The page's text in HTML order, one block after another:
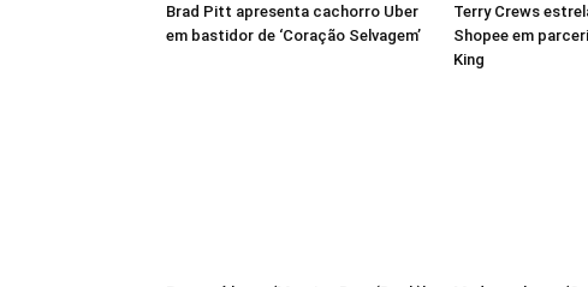
Brad Pitt apresenta cachorro Uber
em bastidor de ‘Coração Selvagem’
Terry Crews
Shopee em
King